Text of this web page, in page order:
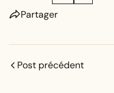
Partager
Post précédent